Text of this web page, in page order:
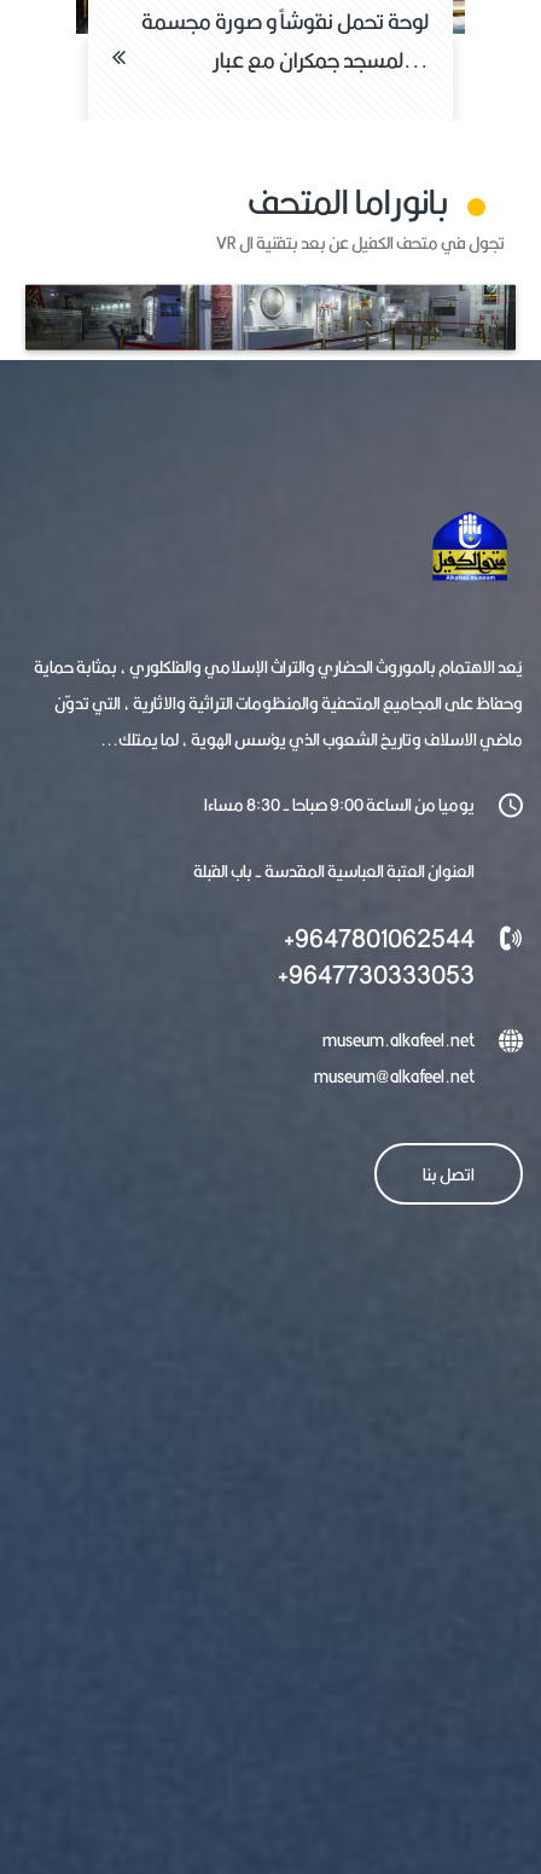
لوحة تحمل نقوشاً و صورة مجسمة
لمسجد جمكران مع عبار...
بانوراما المتحف
تجول في متحف الكفيل عن بعد بتقنية ال VR
يُعد الاهتمام بالموروث الحضاري والتراث الإسلامي والفلكلوري ، بمثابة حماية
وحفاظ على المجاميع المتحفية والمنظومات التراثية والاثارية ، التي تدوّن
ماضي الاسلاف وتاريخ الشعوب الذي يؤسس الهوية ، لما يمتلك...
يوميا من الساعة 9:00 صباحا - 8:30 مساءا
العنوان العتبة العباسية المقدسة - باب القبلة
9647801062544+
9647730333053+
museum.alkafeel.net
museum@alkafeel.net
اتصل بنا